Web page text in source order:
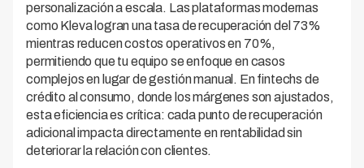
personalización a escala. Las plataformas modernas
como Kleva logran una tasa de recuperación del 73%
mientras reducen costos operativos en 70%,
permitiendo que tu equipo se enfoque en casos
complejos en lugar de gestión manual. En fintechs de
crédito al consumo, donde los márgenes son ajustados,
esta eficiencia es crítica: cada punto de recuperación
adicional impacta directamente en rentabilidad sin
deteriorar la relación con clientes.